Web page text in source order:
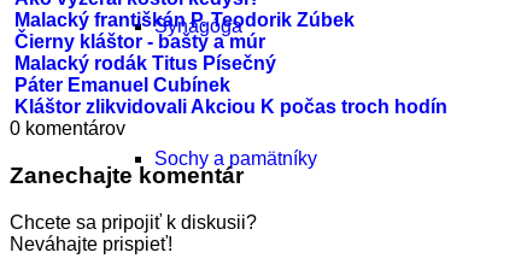
Synagóga
Sochy a pamätníky
Malacký františkán P. Teodorik Zúbek
Čierny kláštor - bašty a múr
Malacký rodák Titus Písečný
Páter Emanuel Cubínek
Kláštor zlikvidovali Akciou K počas troch hodín
0 komentárov
Zanechajte komentár
Chcete sa pripojiť k diskusii?
Neváhajte prispieť!